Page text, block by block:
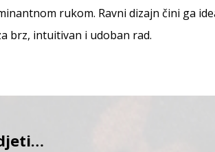
rukom. Ravni dizajn čini ga
brz, intuitivan i udoban rad.